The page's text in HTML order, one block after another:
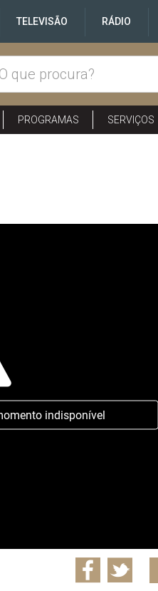
TELEVISÃO RÁDIO
PROGRAMAS SERVIÇOS
indisponível